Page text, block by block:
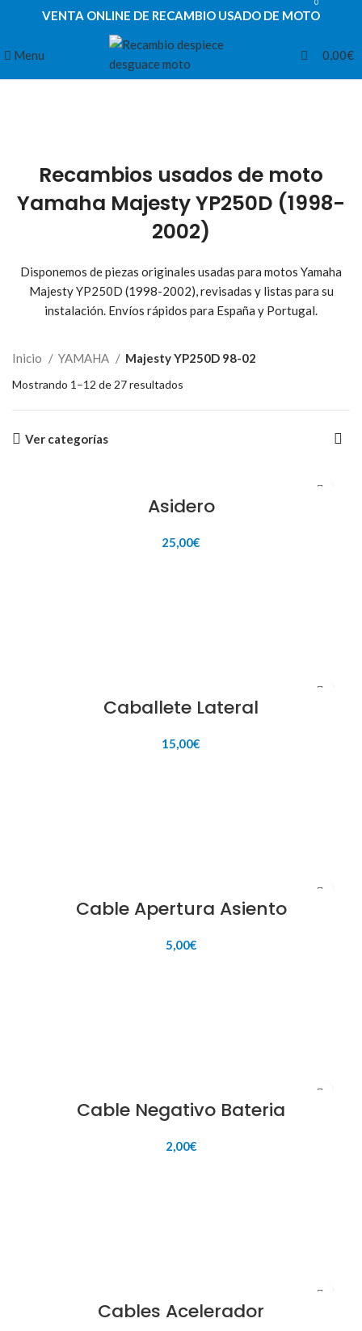
VENTA ONLINE DE RECAMBIO USADO DE MOTO
Menu
0
0,00€
Recambios usados de moto
Yamaha Majesty YP250D (1998-
2002)
Disponemos de piezas originales usadas para motos Yamaha
Majesty YP250D (1998-2002), revisadas y listas para su
instalación. Envíos rápidos para España y Portugal.
Inicio YAMAHA Majesty YP250D 98-02
Mostrando 1–12 de 27 resultados
Ver categorías
Asidero
25,00€
Caballete Lateral
15,00€
Cable Apertura Asiento
5,00€
Cable Negativo Bateria
2,00€
Cables Acelerador